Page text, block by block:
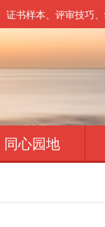
书样本、评审技巧
同心园地